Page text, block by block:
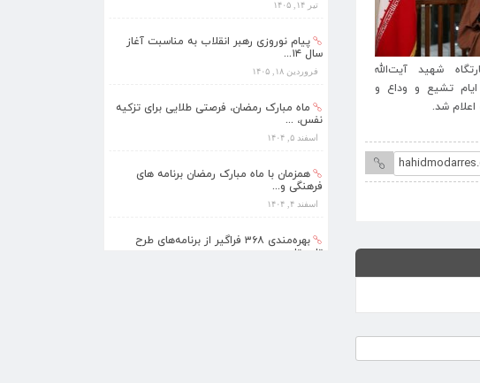
شهید آیت‌الله
تشیع و وداع و
اعلام شد.
پیام نوروزی رهبر انقلاب به مناسبت آغاز سال
ملّی و امنیّت ملّی»
فروردین ۱۸, ۱۴۰۵
ماه مبارک رمضان، فرصتی طلایی برای تزکیه
نفس، ...
اسفند ۵, ۱۴۰۴
همزمان با ماه مبارک رمضان برنامه های
فرهنگی و...
اسفند ۴, ۱۴۰۴
بهره‌مندی ۳۶۸ فراگیر از برنامه‌های طرح
تابستا...
مرداد ۱۰, ۱۴۰۵
برنامه‌های فرهنگی زیارتگاه شهید آیت‌الله
مدرس...